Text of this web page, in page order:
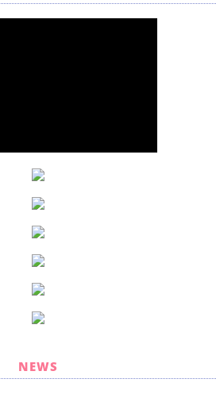
NEWS